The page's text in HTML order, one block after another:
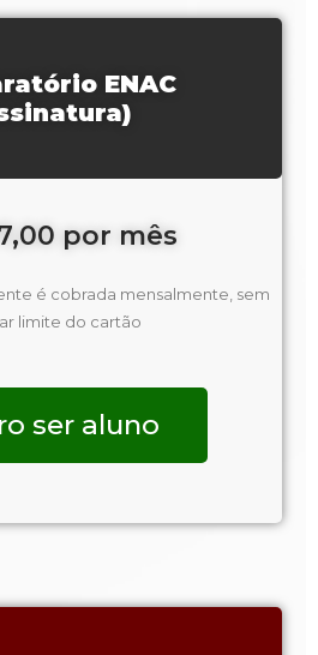
ENAC
por mês
é cobrada mensalmente, sem
limite do cartão
ser aluno